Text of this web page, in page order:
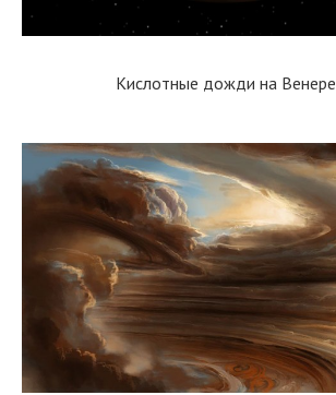
Кислотные дожди на Венере